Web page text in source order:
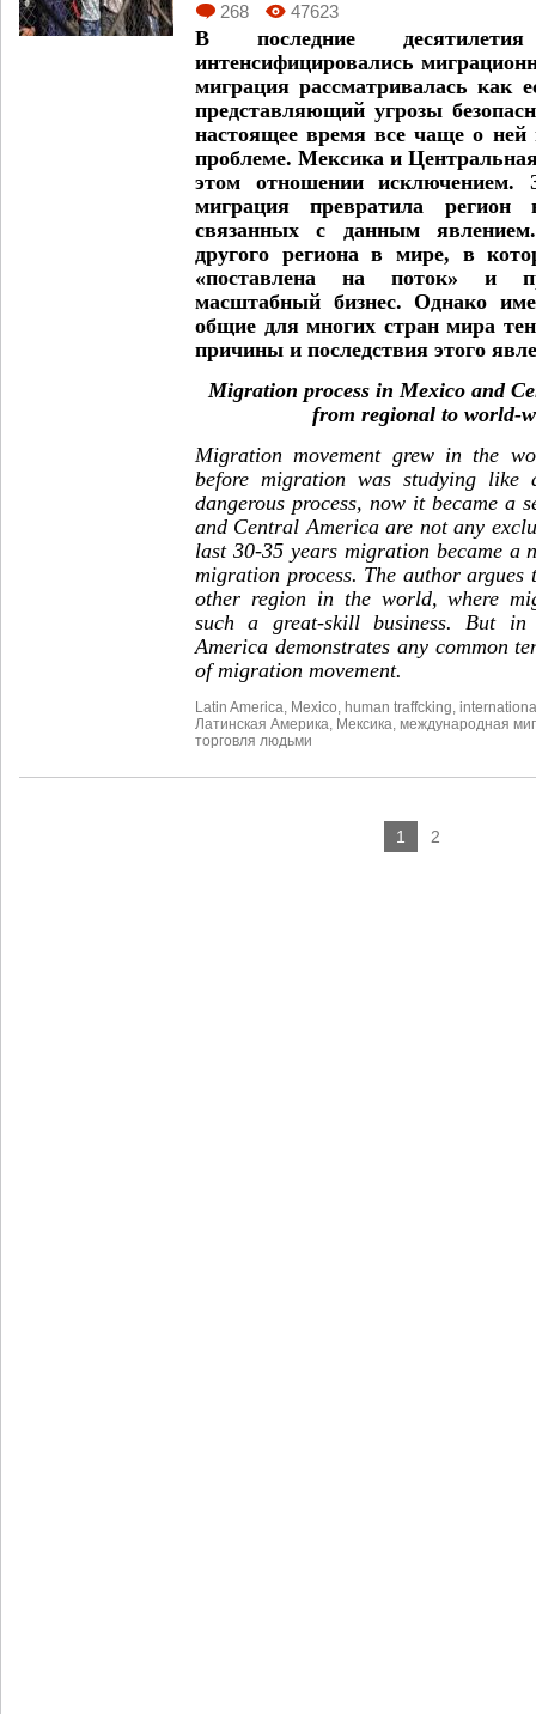
268 47623
В последние
интенсифицировались
миграция рассматривалась как
представляющий угрозы
настоящее время все чаще о ней
проблеме. Мексика и
этом отношении исключением.
миграция превратила
связанных с данным
другого региона в мире, в
«поставлена на поток» и
масштабный бизнес. Однако
общие для многих стран мира
причины и последствия этого
Migration process in Mexico and
from regional to world-
Migration movement grew in the
before migration was studying
dangerous process, now it became a
and Central America are not any
last 30-35 years migration became a
migration process. The author
other region in the world, where
such a great-skill business. But
America demonstrates any common
of migration movement.
Latin America Mexico human traffcking
Латинская Америка Мексика международная
торговля людьми
1 2